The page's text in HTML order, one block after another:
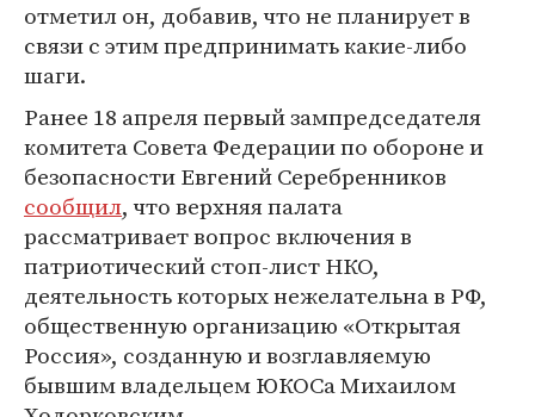
отметил он, добавив, что не планирует в
связи с этим предпринимать какие-либо
шаги.
Ранее 18 апреля первый зампредседателя
комитета Совета Федерации по обороне и
безопасности Евгений Серебренников
сообщил, что верхняя палата
рассматривает вопрос включения в
патриотический стоп-лист НКО,
деятельность которых нежелательна в РФ,
общественную организацию «Открытая
Россия», созданную и возглавляемую
бывшим владельцем ЮКОСа Михаилом